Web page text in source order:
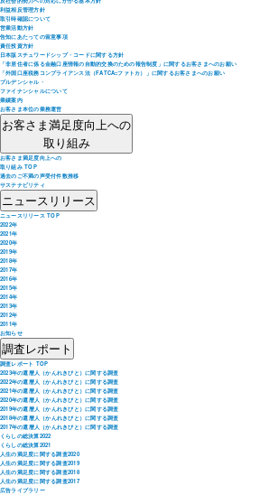
利益相反管理方針
取引時確認について
営業活動方針
告知にあたっての留意事項
責任投資方針
日本版スチュワードシップ・コードに関する方針
「非居住者に係る金融口座情報の自動的交換のための報告制度」に関するお客さまへのお願い
「外国口座税務コンプライアンス法（FATCA=ファトカ）」に関するお客さまへのお願い
プルデンシャル・
ファイナンシャルについて
業績案内
お客さま本位の業務運営
お客さま満足度向上への
取り組み
お客さま満足度向上への
取り組み TOP
過去のご不満の声受付件数推移
サステナビリティ
ニュースリリース
ニュースリリース TOP
2022年
2021年
2020年
2019年
2018年
2017年
2016年
2015年
2014年
2013年
2012年
2011年
お知らせ
調査レポート
調査レポート TOP
2023年の還暦人（かんれきびと）に関する調査
2022年の還暦人（かんれきびと）に関する調査
2021年の還暦人（かんれきびと）に関する調査
2020年の還暦人（かんれきびと）に関する調査
2019年の還暦人（かんれきびと）に関する調査
2018年の還暦人（かんれきびと）に関する調査
2017年の還暦人（かんれきびと）に関する調査
くらしの総決算2022
くらしの総決算2021
人生の満足度に関する調査2020
人生の満足度に関する調査2019
人生の満足度に関する調査2018
人生の満足度に関する調査2017
広告ライブラリー